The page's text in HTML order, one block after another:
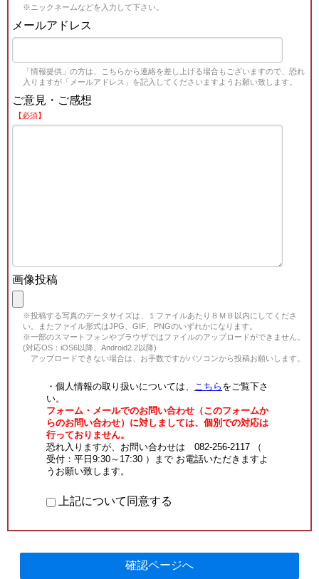
※ニックネームなどを入力して下さい。
メールアドレス
「情報提供」の方は、こちらから連絡を差し上げる場合もございますので、恐れ
入りますが「メールアドレス」を記入してくださいますようお願い致します。
ご意見・ご感想
【必須】
画像投稿
※投稿する写真のデータサイズは、１ファイルあたり８ＭＢ以内にしてくださ
い。またファイル形式はJPG、GIF、PNGのいずれかになります。
※一部のスマートフォンやブラウザではファイルのアップロードができません。
(対応OS：iOS6以降、Android2.2以降)
アップロードできない場合は、お手数ですがパソコンから投稿お願いします。
・個人情報の取り扱いについては、 こちら をご覧下さ
い。
フォーム・メールでのお問い合わせ（このフォームか
らのお問い合わせ）に対しましては、個別での対応は
行っておりません。
恐れ入りますが、お問い合わせは 082-256-2117 （
受付：平日9:30～17:30 ）まで お電話いただきますよ
うお願い致します。
上記について同意する
確認ページへ